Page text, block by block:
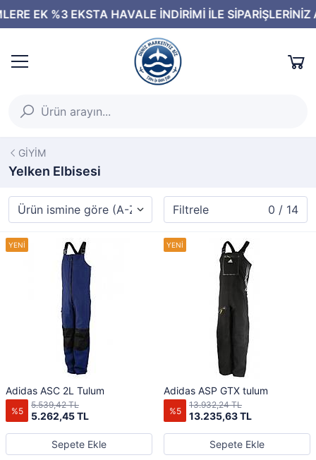
GİYİM
Yelken Elbisesi
Filtrele 0 / 14
Adidas ASC 2L Tulum
%5 5.262,45 TL
5.539,42 TL
Sepete Ekle
Adidas ASP GTX tulum
%5 13.235,63 TL
13.932,24 TL
Sepete Ekle